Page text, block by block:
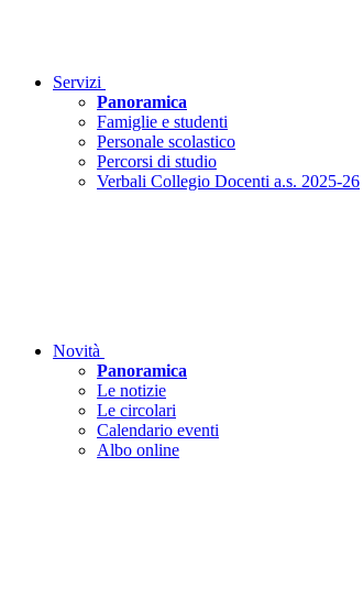
Servizi
Panoramica
Famiglie e studenti
Personale scolastico
Percorsi di studio
Verbali Collegio Docenti a.s. 2025-26
Novità
Panoramica
Le notizie
Le circolari
Calendario eventi
Albo online